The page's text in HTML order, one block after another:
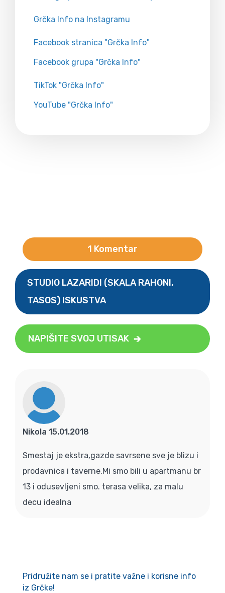
Grčka Info na Instagramu
Facebook stranica "Grčka Info"
Facebook grupa "Grčka Info"
TikTok "Grčka Info"
YouTube "Grčka Info"
1 Komentar
STUDIO LAZARIDI (SKALA RAHONI,
TASOS) ISKUSTVA
NAPIŠITE SVOJ UTISAK
Nikola 15.01.2018
Smestaj je ekstra,gazde savrsene sve je blizu i
prodavnica i taverne.Mi smo bili u apartmanu br
13 i odusevljeni smo. terasa velika, za malu
decu idealna
Pridružite nam se i pratite važne i korisne info
iz Grčke!